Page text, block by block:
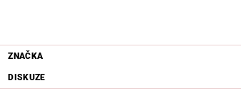
ZNAČKA
DISKUZE